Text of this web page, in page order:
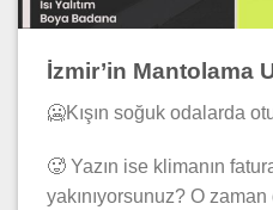
İzmir’in Mantolama
🥶Kışın soğuk odalarda
🥵 Yazın ise klimanın
yakınıyorsunuz? O